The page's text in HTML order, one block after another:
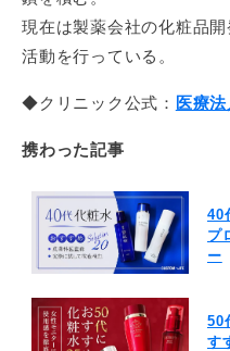
現在は製薬会社の化粧品
活動を行っている。
◆クリニック公式： 医療
携わった記事
40
プ
ー
50
す